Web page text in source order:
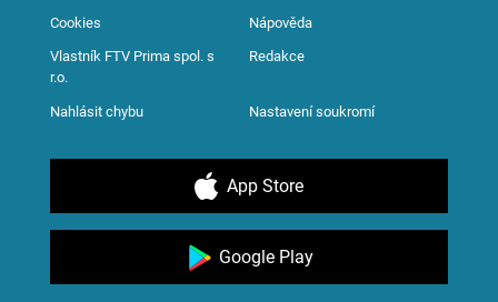
Cookies Nápověda
Vlastník FTV Prima spol. s
r.o.
Redakce
Nahlásit chybu Nastavení soukromí
App Store
Google Play